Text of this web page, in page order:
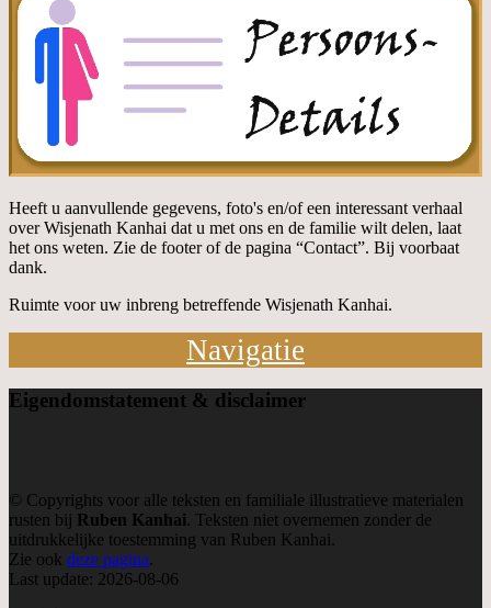
Heeft u aanvullende gegevens, foto's en/of een interessant verhaal
over Wisjenath Kanhai dat u met ons en de familie wilt delen, laat
het ons weten. Zie de footer of de pagina “Contact”. Bij voorbaat
dank.
Ruimte voor uw inbreng betreffende Wisjenath Kanhai.
Navigatie
Eigendomstatement & disclaimer
© Copyrights voor alle teksten en familiale illustratieve materialen
rusten bij Ruben Kanhai. Teksten niet overnemen zonder de
uitdrukkelijke toestemming van Ruben Kanhai.
Zie ook deze pagina.
Last update: 2026-08-06